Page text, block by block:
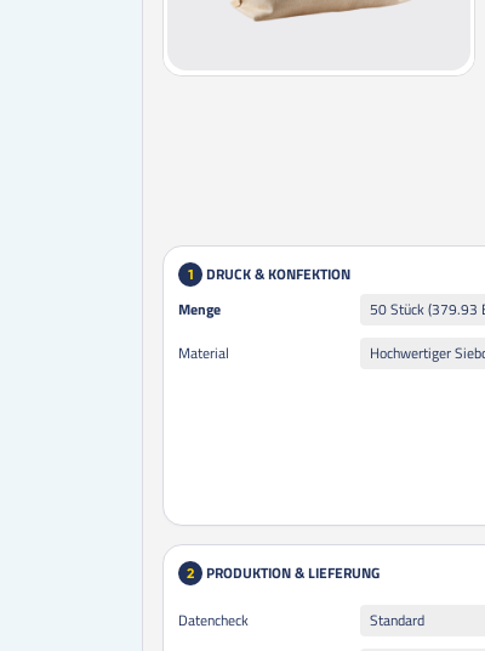
1
DRUCK & KONFEKTION
Menge
50 Stück (379.93
Menge
Material Hochwertiger
2 PRODUKTION & LIEFERUNG
Datencheck
Standard